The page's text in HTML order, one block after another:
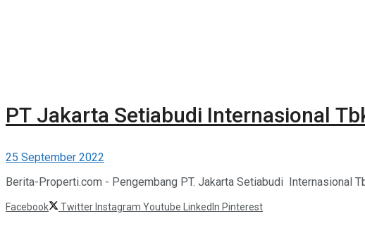
PT Jakarta Setiabudi Internasional
25 September 2022
Berita-Properti.com - Pengembang PT. Jakarta Setiabudi Internasional
Facebook Twitter Instagram Youtube LinkedIn Pinterest